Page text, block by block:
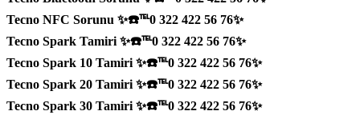
Tecno NFC Sorunu ✨☎️℡0 322 422 56 76✨
Tecno Spark Tamiri ✨☎️℡0 322 422 56 76✨
Tecno Spark 10 Tamiri ✨☎️℡0 322 422 56 76✨
Tecno Spark 20 Tamiri ✨☎️℡0 322 422 56 76✨
Tecno Spark 30 Tamiri ✨☎️℡0 322 422 56 76✨